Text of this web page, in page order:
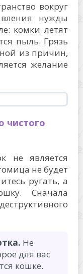
вокруг
нужды
комки летят
пыль. Грязь
из причин,
желание
чистого
не является
не будет
ругать, а
Сначала
Не
для вас
кошке.